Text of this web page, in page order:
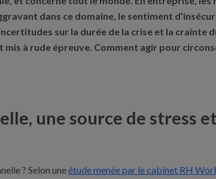
dans ce domaine, le sentiment
sur la durée de la crise et la crainte
à rude épreuve. Comment agir pour
une source de stress
? Selon uneétude menée par le cabinet RH